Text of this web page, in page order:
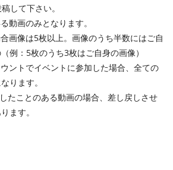
して下さい。
動画のみとなります。
画像は5枚以上。画像のうち半数にはご自
例：5枚のうち3枚はご自身の画像）
ントでイベントに参加した場合、全ての
ります。
たことのある動画の場合、差し戻しさせ
ます。